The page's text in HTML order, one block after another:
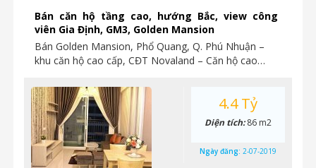
Bán căn hộ tầng cao, hướng Bắc, view công
viên Gia Định, GM3, Golden Mansion
Bán Golden Mansion, Phổ Quang, Q. Phú Nhuận –
khu căn hộ cao cấp, CĐT Novaland – Căn hộ cao…
4.4 Tỷ
Diện tích:86 m2
Ngày đăng: 2-07-2019